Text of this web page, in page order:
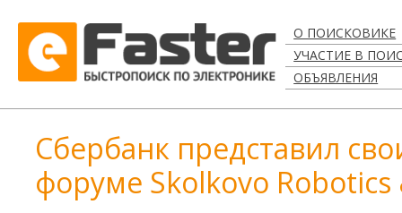
О ПОИСКОВИКЕ
УЧАСТИЕ В
ОБЪЯВЛЕНИЯ
Сбербанк представил
форуме Skolkovo Robotics